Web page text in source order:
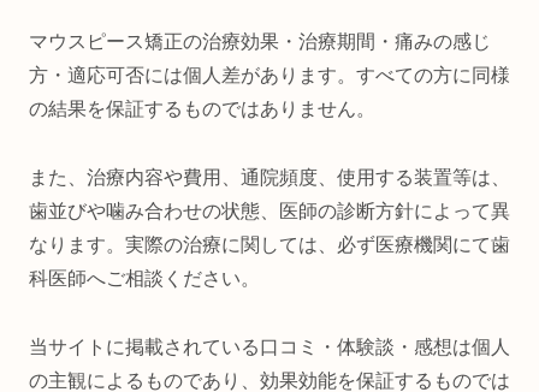
マウスピース矯正の治療効果・治療期間・痛みの感じ
方・適応可否には個人差があります。すべての方に同様
の結果を保証するものではありません。
また、治療内容や費用、通院頻度、使用する装置等は、
歯並びや噛み合わせの状態、医師の診断方針によって異
なります。実際の治療に関しては、必ず医療機関にて歯
科医師へご相談ください。
当サイトに掲載されている口コミ・体験談・感想は個人
の主観によるものであり、効果効能を保証するものでは